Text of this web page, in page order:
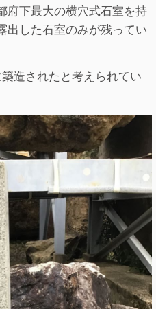
府下最大の横穴式石室を持
出した石室のみが残ってい
造されたと考えられてい